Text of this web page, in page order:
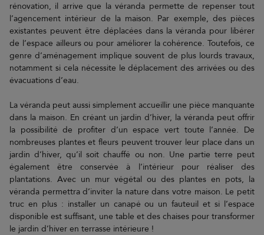
rénovation, il arrive que la véranda permette de repenser tout
l’agencement intérieur de la maison. Par exemple, des pièces
existantes peuvent être déplacées dans la véranda pour libérer
de l’espace ailleurs ou pour améliorer la cohérence. Toutefois, ce
genre d’aménagement implique souvent de plus lourds travaux,
notamment si cela nécessite le déplacement des arrivées ou des
évacuations d’eau.
La véranda peut aussi simplement accueillir une pièce manquante
dans la maison. En créant un jardin d’hiver, la véranda peut offrir
la possibilité de profiter d’un espace vert toute l’année. De
nombreuses plantes et fleurs peuvent trouver leur place dans un
jardin d’hiver, qu’il soit chauffé ou non. Une partie terre peut
également être conservée à l’intérieur pour réaliser des
plantations. Avec un mur végétal ou des plantes en pots, la
véranda permettra d’inviter la nature dans votre maison. Le petit
truc en plus : installer un canapé ou un fauteuil et si l’espace
disponible est suffisant, une table et des chaises pour transformer
le jardin d’hiver en terrasse intérieure !